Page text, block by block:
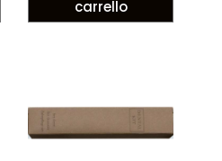
carrello